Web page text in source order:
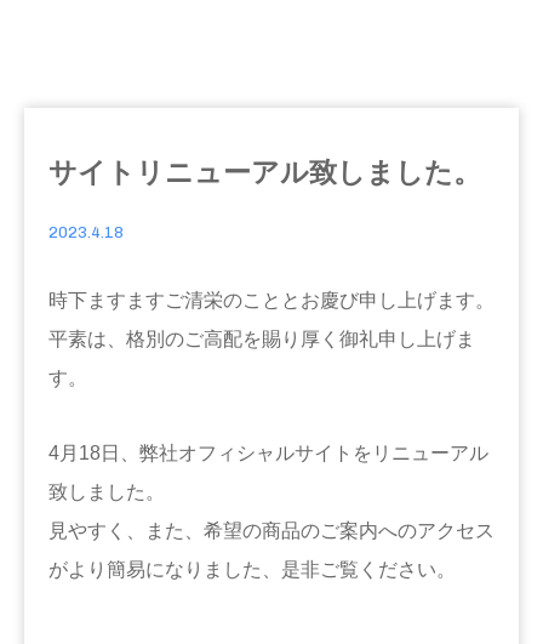
サイトリニューアル致しました。
2023.4.18
時下ますますご清栄のこととお慶び申し上げます。
平素は、格別のご高配を賜り厚く御礼申し上げま
す。
4月18日、弊社オフィシャルサイトをリニューアル
致しました。
見やすく、また、希望の商品のご案内へのアクセス
がより簡易になりました、是非ご覧ください。